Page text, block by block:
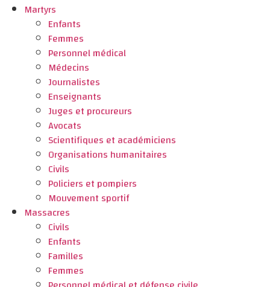
Martyrs
Enfants
Femmes
Personnel médical
Médecins
Journalistes
Enseignants
Juges et procureurs
Avocats
Scientifiques et académiciens
Organisations humanitaires
Civils
Policiers et pompiers
Mouvement sportif
Massacres
Civils
Enfants
Familles
Femmes